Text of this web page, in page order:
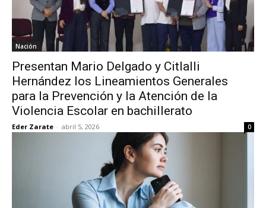
Nación
Presentan Mario Delgado y Citlalli
Hernández los Lineamientos Generales
para la Prevención y la Atención de la
Violencia Escolar en bachillerato
Eder Zarate - abril 5, 2026 0